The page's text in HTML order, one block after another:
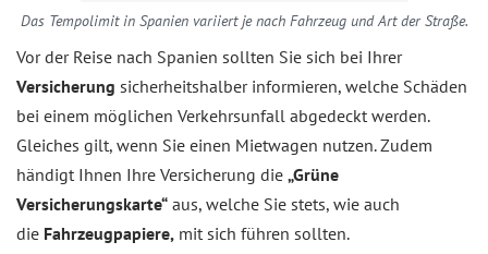
Das Tempolimit in Spanien variiert je nach Fahrzeug und Art der Straße.
Vor der Reise nach Spanien sollten Sie sich bei Ihrer
Versicherung sicherheitshalber informieren, welche Schäden
bei einem möglichen Verkehrsunfall abgedeckt werden.
Gleiches gilt, wenn Sie einen Mietwagen nutzen. Zudem
händigt Ihnen Ihre Versicherung die „Grüne
Versicherungskarte“ aus, welche Sie stets, wie auch
die Fahrzeugpapiere, mit sich führen sollten.